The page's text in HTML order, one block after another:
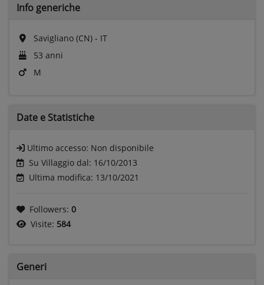
Info generiche
Savigliano (CN) - IT
53 anni
M
Date e Statistiche
Ultimo accesso: Non disponibile
Su Villaggio dal: 16/10/2013
Ultima modifica: 13/10/2021
Followers: 0
Visite: 584
Generi